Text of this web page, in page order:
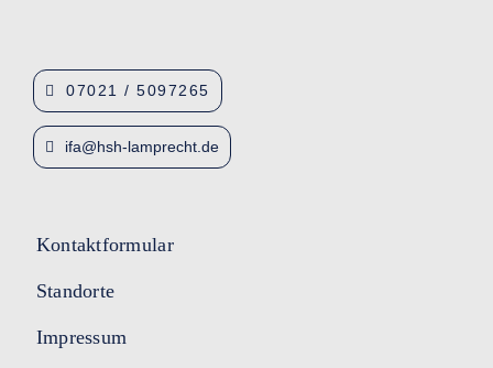
07021 / 5097265
ifa@hsh-lamprecht.de
Kontaktformular
Standorte
Impressum